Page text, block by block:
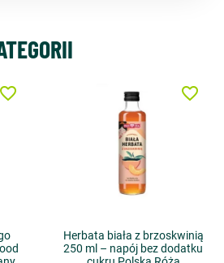
favorite_border
Herbata biała z brzoskwinią
250 ml – napój bez dodatku
favorite_border